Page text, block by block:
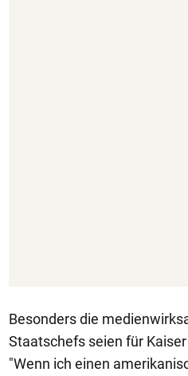
Besonders die
Staatschefs seien für
"Wenn ich einen